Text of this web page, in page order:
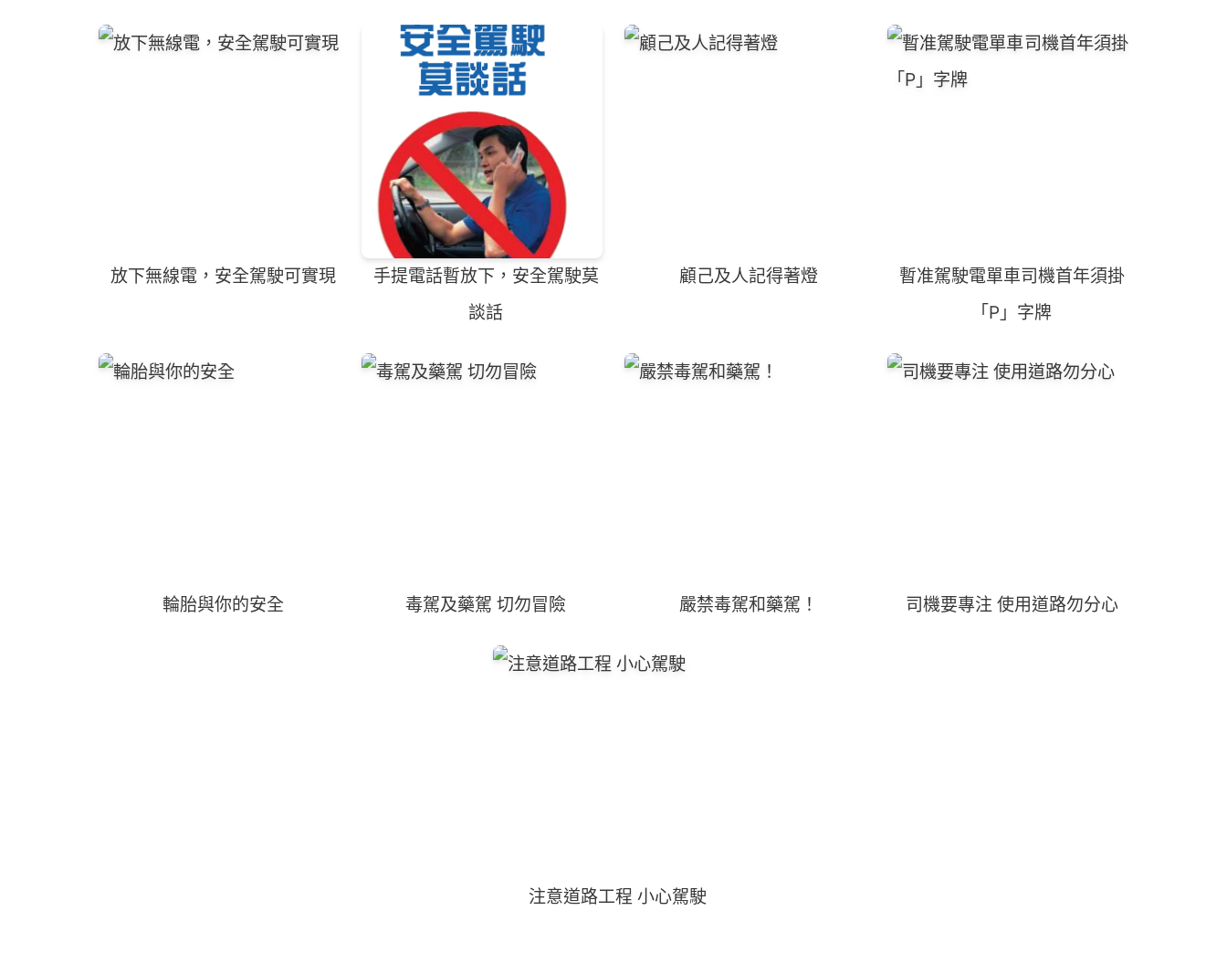
放下無線電，安全駕駛可實現
手提電話暫放下，安全駕駛莫
談話
顧己及人記得著燈
暫准駕駛電單車司機首年須掛
「P」字牌
輪胎與你的安全 毒駕及藥駕 切勿冒險 嚴禁毒駕和藥駕！ 司機要專注 使用道路勿分心
注意道路工程 小心駕駛